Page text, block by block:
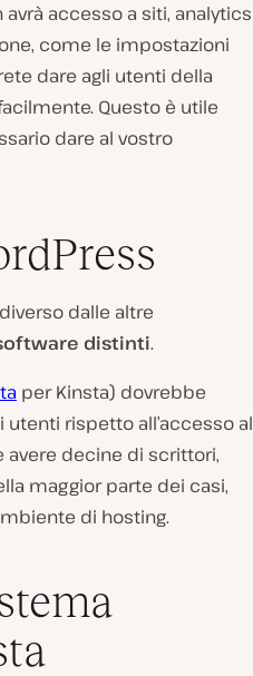
avrà accesso a siti, analytics
come le impostazioni
dare agli utenti della
Questo è utile
dare al vostro
dalle altre
distinti.
per Kinsta) dovrebbe
rispetto all’accesso al
avere decine di scrittori,
maggior parte dei casi,
di hosting.